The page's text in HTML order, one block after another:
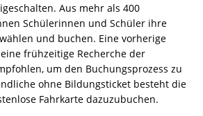
Aus mehr als 400
Schülerinnen und Schüler ihre
und buchen. Eine vorherige
frühzeitige Recherche der
um den Buchungsprozess zu
ohne Bildungsticket besteht die
Fahrkarte dazuzubuchen.